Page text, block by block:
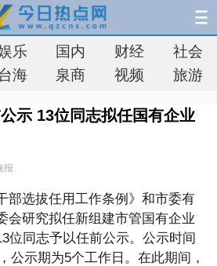
乐 国内 财经
社会
海 泉商 视频 旅游
示 13位同志拟任国有企业
报
部选拔任用工作条例》和市委有
会研究拟任新组建市管国有企业
位同志予以任前公示。公示时间
公示期为5个工作日。在此期间，